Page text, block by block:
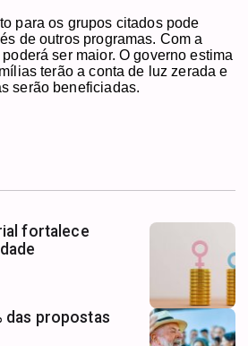
para os grupos citados pode
de outros programas. Com a
ser maior. O governo estima
terão a conta de luz zerada e
serão beneficiadas.
fortalece
das propostas